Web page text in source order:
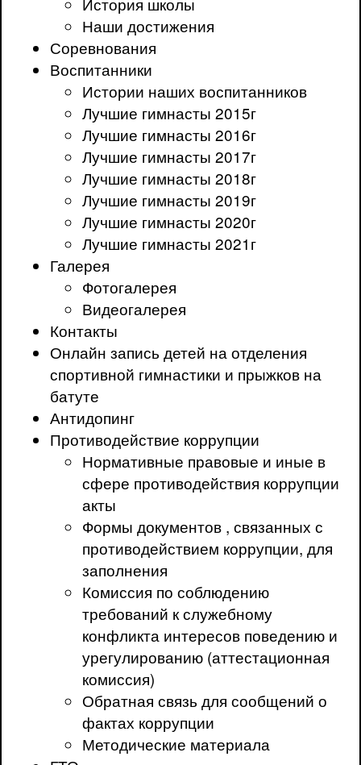
Наши достижения
Соревнования
Воспитанники
Истории наших воспитанников
Лучшие гимнасты 2015г
Лучшие гимнасты 2016г
Лучшие гимнасты 2017г
Лучшие гимнасты 2018г
Лучшие гимнасты 2019г
Лучшие гимнасты 2020г
Лучшие гимнасты 2021г
Галерея
Фотогалерея
Видеогалерея
Контакты
Онлайн запись детей на отделения
спортивной гимнастики и прыжков на
батуте
Антидопинг
Противодействие коррупции
Нормативные правовые и иные в
сфере противодействия коррупции
акты
Формы документов , связанных с
противодействием коррупции, для
заполнения
Комиссия по соблюдению
требований к служебному
конфликта интересов поведению и
урегулированию (аттестационная
комиссия)
Обратная связь для сообщений о
фактах коррупции
Методические материала